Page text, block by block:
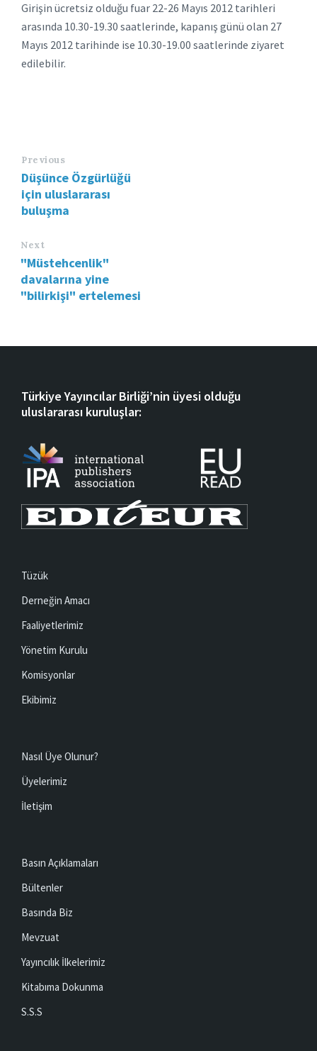
Girişin ücretsiz olduğu fuar 22-26 Mayıs 2012 tarihleri
arasında 10.30-19.30 saatlerinde, kapanış günü olan 27
Mayıs 2012 tarihinde ise 10.30-19.00 saatlerinde ziyaret
edilebilir.
Previous
Düşünce Özgürlüğü
için uluslararası
buluşma
Next
"Müstehcenlik"
davalarına yine
"bilirkişi" ertelemesi
Türkiye Yayıncılar Birliği’nin üyesi olduğu
uluslararası kuruluşlar:
Tüzük
Derneğin Amacı
Faaliyetlerimiz
Yönetim Kurulu
Komisyonlar
Ekibimiz
Nasıl Üye Olunur?
Üyelerimiz
İletişim
Basın Açıklamaları
Bültenler
Basında Biz
Mevzuat
Yayıncılık İlkelerimiz
Kitabıma Dokunma
S.S.S